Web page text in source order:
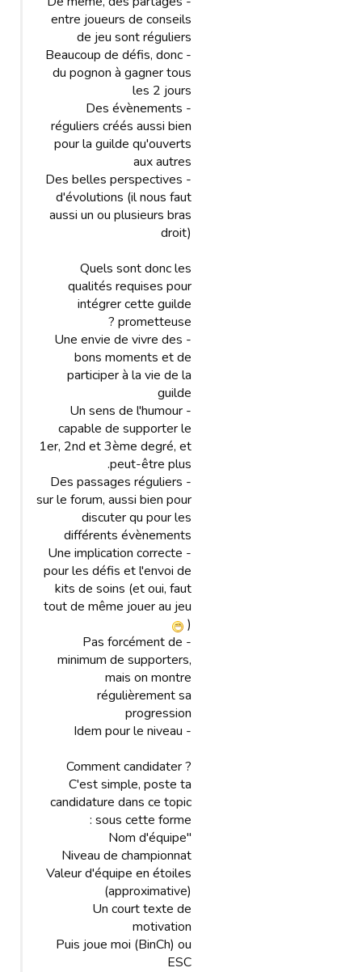
entre joueurs de conseils
de jeu sont réguliers
- Beaucoup de défis, donc
du pognon à gagner tous
les 2 jours
- Des évènements
réguliers créés aussi bien
pour la guilde qu'ouverts
aux autres
- Des belles perspectives
d'évolutions (il nous faut
aussi un ou plusieurs bras
droit)
Quels sont donc les
qualités requises pour
intégrer cette guilde
prometteuse ?
- Une envie de vivre des
bons moments et de
participer à la vie de la
guilde
- Un sens de l'humour
capable de supporter le
1er, 2nd et 3ème degré, et
peut-être plus.
- Des passages réguliers
sur le forum, aussi bien pour
discuter qu pour les
différents évènements
- Une implication correcte
pour les défis et l'envoi de
kits de soins (et oui, faut
tout de même jouer au jeu
)
- Pas forcément de
minimum de supporters,
mais on montre
régulièrement sa
progression
- Idem pour le niveau
Comment candidater ?
C'est simple, poste ta
candidature dans ce topic
sous cette forme :
"Nom d'équipe
Niveau de championnat
Valeur d'équipe en étoiles
(approximative)
Un court texte de
motivation
Puis joue moi (BinCh) ou
ESC